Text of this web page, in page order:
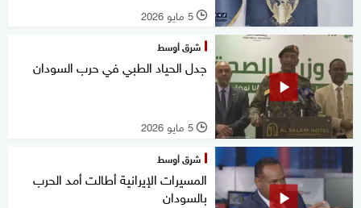
l 5 مايو 2026
شرق أوسط
جدل الحياد الطبي في حرب السودان
l 5 مايو 2026
شرق أوسط
المسيرات الإيرانية أطالت أمد الحرب
بالسودان